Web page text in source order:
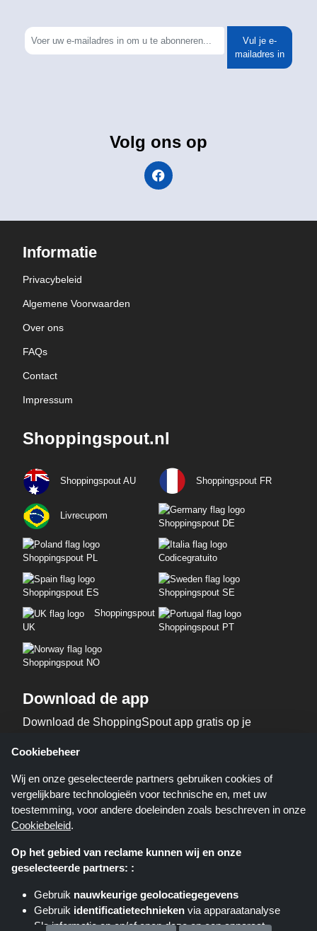
Vul je e-
mailadres in
Volg ons op
Informatie
Privacybeleid
Algemene Voorwaarden
Over ons
FAQs
Contact
Impressum
Shoppingspout.nl
Shoppingspout AU Shoppingspout FR
Livrecupom
Shoppingspout DE
Shoppingspout PL Codicegratuito
Shoppingspout ES
Shoppingspout SE
Shoppingspout
UK
Shoppingspout PT
Shoppingspout NO
Download de app
Download de ShoppingSpout app gratis op je
Shoppingspout.nl is een website die u deals, kortingen en kortingscodes
verschillende affiliate netwerken. Shoppingspout.nl of zijn medewerkers
maken geen deel uit van het bestelproces wanneer u een bestelling plaatst
via deze links, zij ontvangen enkel een commissie via deze links/deals.
Cookiebeheer
Wij en onze geselecteerde partners gebruiken cookies of
vergelijkbare technologieën voor technische en, met uw
toestemming, voor andere doeleinden zoals beschreven in onze
Cookiebeleid.
Op het gebied van reclame kunnen wij en onze
geselecteerde partners: :
Gebruik nauwkeurige geolocatiegegevens
Gebruik identificatietechnieken via apparaatanalyse
Sla informatie op en/of open deze op een apparaat